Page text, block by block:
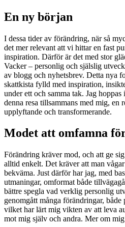
En ny början
I dessa tider av förändring, när så
det mer relevant att vi hittar en fast
inspiration. Därför är det med stor
Vacker – personlig och själslig
av blogg och nyhetsbrev. Detta nya
skattkista fylld med inspiration,
under ett och samma tak. Jag
denna resa tillsammans med mig, en
upplyftande och transformerande.
Modet att omfamna
Förändring kräver mod, och att ge
alltid enkelt. Det kräver att man
bekväma. Just därför har jag, med
utmaningar, omformat både
bättre spegla vad verklig personlig
genomgått många förändringar,
vilket har lärt mig vikten av att leva
mot mig själv och andra. Mer om